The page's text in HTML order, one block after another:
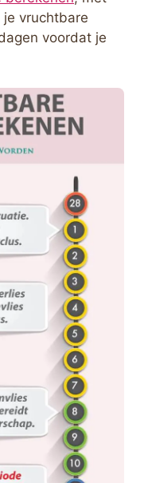
vruchtbare
voordat je